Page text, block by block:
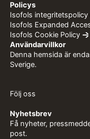
Policys
Isofols integritetspolicy
Isofols Expanded
Isofols Cookie Policy
Användarvillkor
Denna hemsida är
Sverige.
Följ oss
Nyhetsbrev
Få nyheter,
post.